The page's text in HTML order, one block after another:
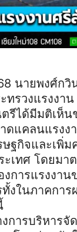
นายพงศ์กวิ
ทรวงแรงงาน
รีได้มีมติเห็น
แคลนแรงงา
ษฐกิจและเพิ่
เทศ โดยมา
การแรงงาน
งในภาคการ
การบริหารจั